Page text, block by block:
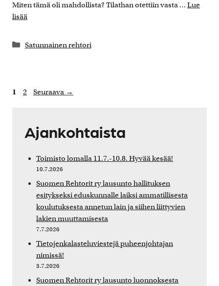
Miten tämä oli mahdollista? Tilathan otettiin vasta … Lue
lisää
Kategoriat
Satunnainen rehtori
Sivu
1 Sivu
2 Seuraava →
Ajankohtaista
Toimisto lomalla 11.7.-10.8. Hyvää kesää!
10.7.2026
Suomen Rehtorit ry lausunto hallituksen
esitykseksi eduskunnalle laiksi ammatillisesta
koulutuksesta annetun lain ja siihen liittyvien
lakien muuttamisesta
7.7.2026
Tietojenkalasteluviestejä puheenjohtajan
nimissä!
3.7.2026
Suomen Rehtorit ry lausunto luonnoksesta